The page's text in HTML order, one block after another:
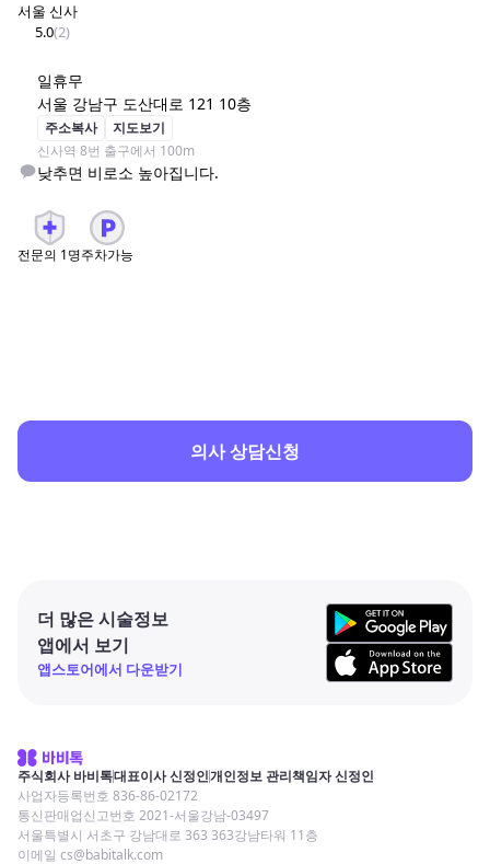
서울 신사
5.0(2)
일휴무
서울 강남구 도산대로 121 10층
주소복사
지도보기
신사역 8번 출구에서 100m
낮추면 비로소 높아집니다.
전문의 1명주차가능
의사 상담신청
더 많은 시술정보
앱에서 보기
앱스토어에서 다운받기
주식회사 바비톡대표이사 신정인개인정보 관리책임자 신정인
사업자등록번호 836-86-02172
통신판매업신고번호 2021-서울강남-03497
서울특별시 서초구 강남대로 363 363강남타워 11층
이메일 cs@babitalk.com